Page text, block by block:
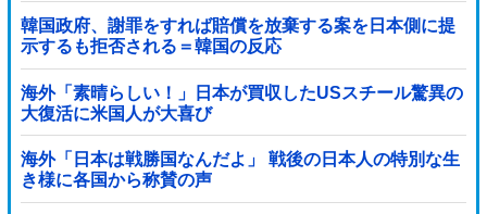
韓国政府、謝罪をすれば賠償を放棄する案を日本側に提
示するも拒否される＝韓国の反応
海外「素晴らしい！」日本が買収したUSスチール驚異の
大復活に米国人が大喜び
海外「日本は戦勝国なんだよ」 戦後の日本人の特別な生
き様に各国から称賛の声